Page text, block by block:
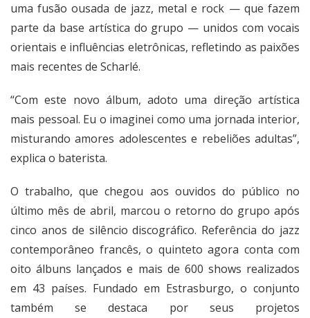
uma fusão ousada de jazz, metal e rock — que fazem
parte da base artística do grupo — unidos com vocais
orientais e influências eletrônicas, refletindo as paixões
mais recentes de Scharlé.
“Com este novo álbum, adoto uma direção artística
mais pessoal. Eu o imaginei como uma jornada interior,
misturando amores adolescentes e rebeliões adultas”,
explica o baterista.
O trabalho, que chegou aos ouvidos do público no
último mês de abril, marcou o retorno do grupo após
cinco anos de silêncio discográfico. Referência do jazz
contemporâneo francês, o quinteto agora conta com
oito álbuns lançados e mais de 600 shows realizados
em 43 países. Fundado em Estrasburgo, o conjunto
também se destaca por seus projetos